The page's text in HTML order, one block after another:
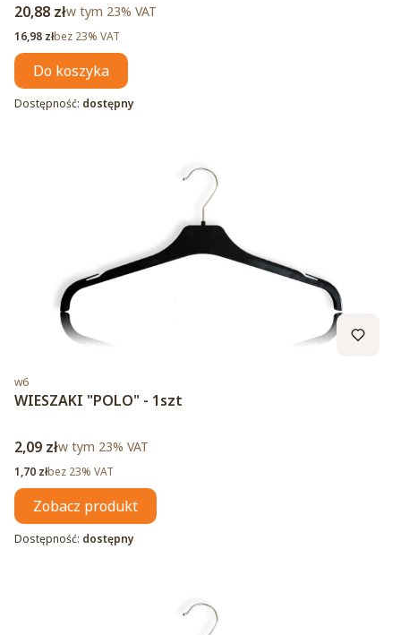
Cena brutto
20,88 złw tym %s VAT
w tym 23% VAT
Cena netto
16,98 złbez 23% VAT
Do koszyka
Dostępność: dostępny
Kod produktu
w6
WIESZAKI "POLO" - 1szt
Cena brutto
2,09 złw tym %s VAT
w tym 23% VAT
Cena netto
1,70 złbez 23% VAT
Zobacz produkt
Dostępność: dostępny